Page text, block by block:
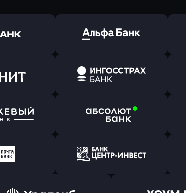
заявку
Оправить заявку
в Альфа-Банк
заявку
Банк
Оправить заявку
в Ингосстрах Банк
заявку
Оправить заявку
в Абсолют Банк
заявку
Оправить заявку